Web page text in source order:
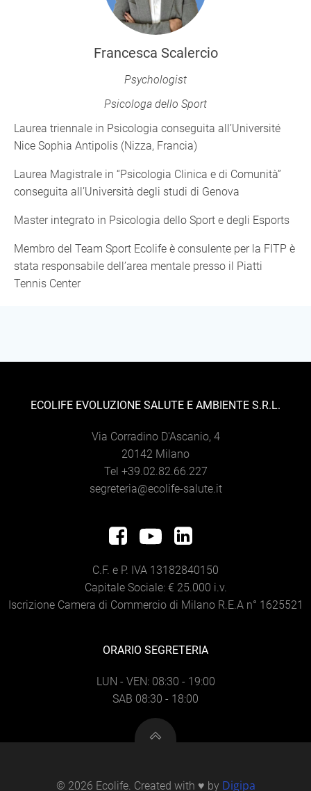
Francesca Scalercio
Psychologist
Psicologa dello Sport
Laurea triennale in Psicologia conseguita all’Université
Nice Sophia Antipolis (Nizza, Francia)
Laurea Magistrale in “Psicologia Clinica e di Comunità”
conseguita all’Università degli studi di Genova
Master integrato in Psicologia dello Sport e degli Esports
Membro del Team Sport Ecolife è consulente per la FITP è
stata responsabile dell’area mentale presso il Piatti
Tennis Center
ECOLIFE EVOLUZIONE SALUTE E AMBIENTE S.R.L.
Via Corradino D'Ascanio, 4
20142 Milano
Tel +39.02.82.66.227
segreteria@ecolife-salute.it
C.F. e P. IVA 13182840150
Capitale Sociale: € 25.000 i.v.
Iscrizione Camera di Commercio di Milano R.E.A n° 1625521
ORARIO SEGRETERIA
LUN - VEN: 08:30 - 19:00
SAB 08:30 - 18:00
© 2026 Ecolife. Created with ♥ by Digipa